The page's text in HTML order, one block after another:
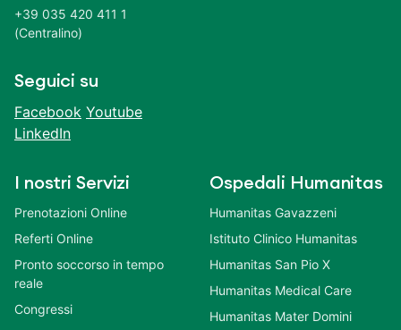
+39 035 420 411 1
(Centralino)
Seguici su
Facebook Youtube
LinkedIn
I nostri Servizi
Prenotazioni Online
Referti Online
Pronto soccorso in tempo
reale
Congressi
Ospedali Humanitas
Humanitas Gavazzeni
Istituto Clinico Humanitas
Humanitas San Pio X
Humanitas Medical Care
Humanitas Mater Domini